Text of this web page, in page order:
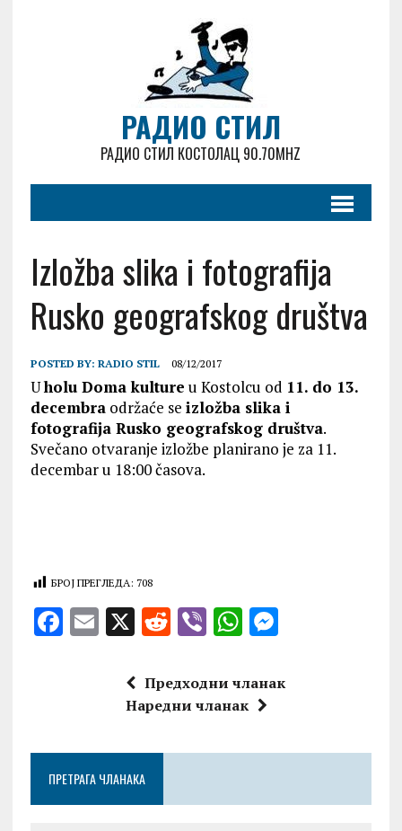
РАДИО СТИЛ
РАДИО СТИЛ КОСТОЛАЦ 90.70MHZ
Izložba slika i fotografija
Rusko geografskog društva
POSTED BY: RADIO STIL 08/12/2017
Uholu Doma kulture u Kostolcu od 11. do 13.
decembraodržaće se izložba slika i
fotografija Rusko geografskog društva.
Svečano otvaranje izložbe planirano je za 11.
decembar u 18:00 časova.
БРОЈ ПРЕГЛЕДА: 708
F
o
k
E X R
d
di
V
er
W
at
s
p
M
se
er
Предходни чланак
Наредни чланак
ПРЕТРАГА ЧЛАНАКА